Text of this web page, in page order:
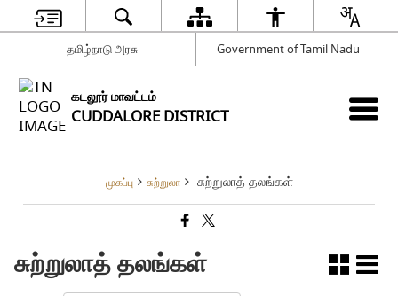
தமிழ்நாடு அரசு Government of Tamil Nadu
கடலூர் மாவட்டம்
CUDDALORE DISTRICT
முகப்பு சுற்றுலா சுற்றுலாத் தலங்கள்
சுற்றுலாத் தலங்கள்